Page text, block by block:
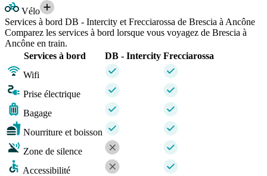
Vélo
Services à bord DB - Intercity et Frecciarossa de Brescia à Ancône
Comparez les services à bord lorsque vous voyagez de Brescia à
Ancône en train.
Services à bord
DB - Intercity Frecciarossa
Wifi
Prise électrique
Bagage
Nourriture et boisson
Zone de silence
Accessibilité